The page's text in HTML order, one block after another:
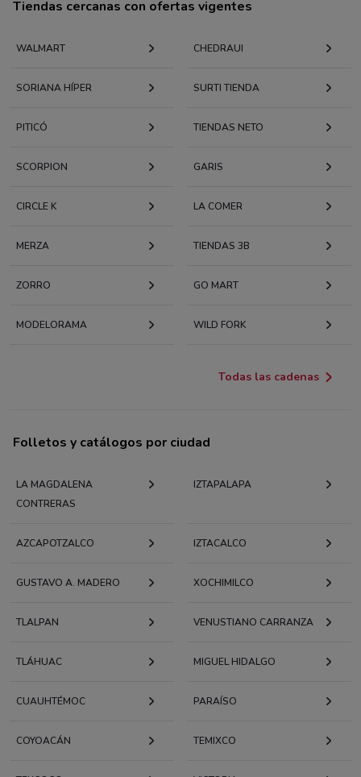
Tiendas cercanas con ofertas vigentes
WALMART CHEDRAUI
SORIANA HÍPER SURTI TIENDA
PITICÓ TIENDAS NETO
SCORPION GARIS
CIRCLE K LA COMER
MERZA TIENDAS 3B
ZORRO GO MART
MODELORAMA WILD FORK
Todas las cadenas
Folletos y catálogos por ciudad
LA MAGDALENA
CONTRERAS
IZTAPALAPA
AZCAPOTZALCO IZTACALCO
GUSTAVO A. MADERO XOCHIMILCO
TLALPAN VENUSTIANO CARRANZA
TLÁHUAC MIGUEL HIDALGO
CUAUHTÉMOC PARAÍSO
COYOACÁN TEMIXCO